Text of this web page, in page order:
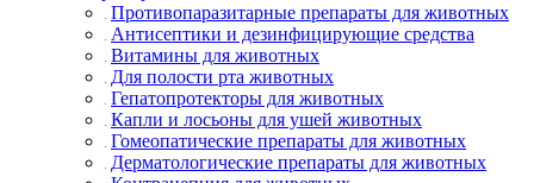
Противопаразитарные препараты для животных
Антисептики и дезинфицирующие средства
Витамины для животных
Для полости рта животных
Гепатопротекторы для животных
Капли и лосьоны для ушей животных
Гомеопатические препараты для животных
Дерматологические препараты для животных